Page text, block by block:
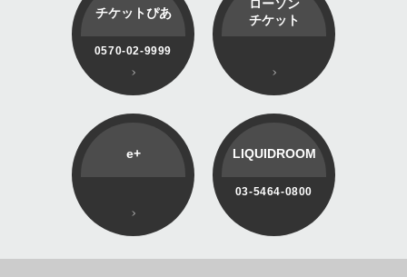
チケットぴあ
0570-02-9999
ローソン
チケット
e+ LIQUIDROOM
03-5464-0800